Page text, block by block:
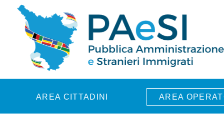
Skip to main content
AREA CITTADINI AREA